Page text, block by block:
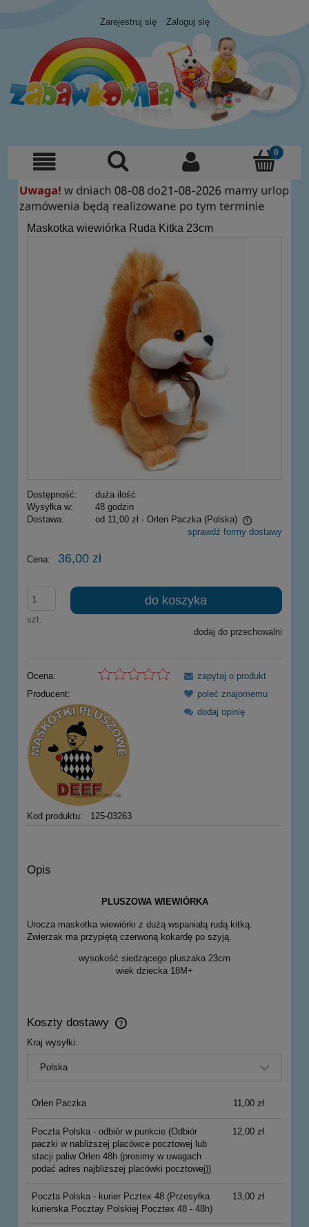
Zarejestruj się Zaloguj się
Maskotka wiewiórka Ruda Kitka 23cm
Dostępność:
duża ilość
Wysyłka w:
48 godzin
Dostawa:
od 11,00 zł - Orlen Paczka (Polska)
Cena nie zawiera ewentualnych kosztów płatności
sprawdź formy dostawy
Cena: 36,00 zł
szt.
do koszyka
dodaj do przechowalni
Ocena:
Producent:
Kod produktu: 125-03263
zapytaj o produkt
poleć znajomemu
dodaj opinię
Opis
PLUSZOWA WIEWIÓRKA
Urocza maskotka wiewiórki z dużą wspaniałą rudą kitką.
Zwierzak ma przypiętą czerwoną kokardę po szyją.
wysokość siedzącego pluszaka 23cm
wiek dziecka 18M+
Koszty dostawy
Cena nie zawiera ewentualnych kosztów płatności
Kraj wysyłki:
Orlen Paczka 11,00 zł
Poczta Polska - odbiór w punkcie(Odbiór
paczki w nabliższej placówce pocztowej lub
stacji paliw Orlen 48h (prosimy w uwagach
podać adres najbliższej placówki pocztowej))
12,00 zł
Poczta Polska - kurier Pcztex 48(Przesyłka
kurierska Pocztay Polskiej Pocztex 48 - 48h)
13,00 zł